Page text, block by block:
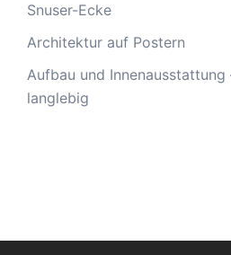
Snuser-Ecke
Architektur auf Postern
Aufbau und
langlebig